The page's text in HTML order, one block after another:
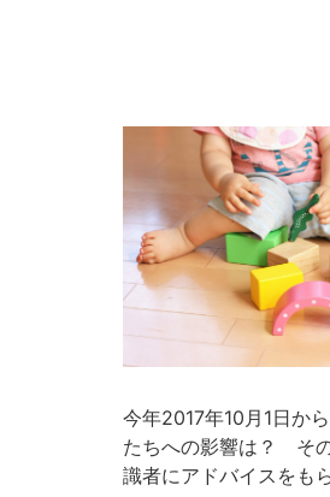
今年2017年10月1日か
たちへの影響は？ そ
識者にアドバイスをも